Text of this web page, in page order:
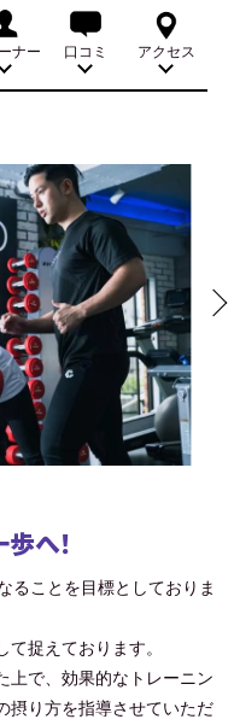
ナー 口コミ アクセス
へ！
ることを目標としておりま
捉えております。
上で、効果的なトレーニン
摂り方を指導させていただ